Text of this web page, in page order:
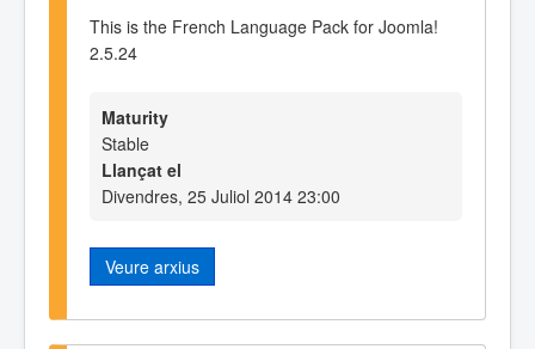
This is the French Language Pack for Joomla!
2.5.24
Maturity
Stable
Llançat el
Divendres, 25 Juliol 2014 23:00
Veure arxius